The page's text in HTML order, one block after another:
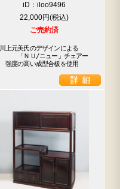
iD：iloo9496
22,000円
ご売約済
川上元美氏のデザインによる
「ＮＵ/ニュー」チェアー
強度の高い成型合板を使用